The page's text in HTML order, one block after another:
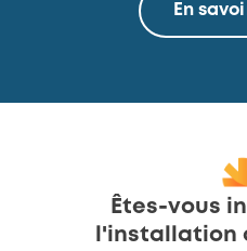
En
Êtes-vous
l'installation